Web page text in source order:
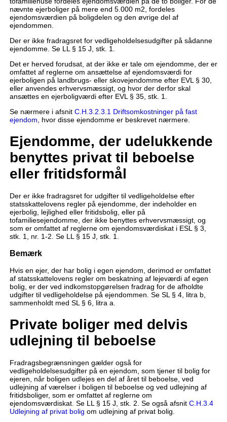
nævnte ejerboliger på mere end 5.000 m2, fordeles
ejendomsværdien på boligdelen og den øvrige del af
ejendommen.
Der er ikke fradragsret for vedligeholdelsesudgifter på sådanne
ejendomme. Se LL § 15 J, stk. 1.
Det er herved forudsat, at der ikke er tale om ejendomme, der er
omfattet af reglerne om ansættelse af ejendomsværdi for
ejerboligen på landbrugs- eller skovejendomme efter EVL § 30,
eller anvendes erhvervsmæssigt, og hvor der derfor skal
ansættes en ejerboligværdi efter EVL § 35, stk. 1.
Se nærmere i afsnit C.H.3.2.3.1 Driftsomkostninger på fast
ejendom , hvor disse ejendomme er beskrevet nærmere.
Ejendomme, der udelukkende
benyttes privat til beboelse
eller fritidsformål
Der er ikke fradragsret for udgifter til vedligeholdelse efter
statsskattelovens regler på ejendomme, der indeholder en
ejerbolig, lejlighed eller fritidsbolig, eller på
tofamiliesejendomme, der ikke benyttes erhvervsmæssigt, og
som er omfattet af reglerne om ejendomsværdiskat i ESL § 3,
stk. 1, nr. 1-2. Se LL § 15 J, stk. 1.
Bemærk
Hvis en ejer, der har bolig i egen ejendom, derimod er omfattet
af statsskattelovens regler om beskatning af lejeværdi af egen
bolig, er der ved indkomstopgørelsen fradrag for de afholdte
udgifter til vedligeholdelse på ejendommen. Se SL § 4, litra b,
sammenholdt med SL § 6, litra a.
Private boliger med delvis
udlejning til beboelse
Fradragsbegrænsningen gælder også for
vedligeholdelsesudgifter på en ejendom, som tjener til bolig for
ejeren, når boligen udlejes en del af året til beboelse, ved
udlejning af værelser i boligen til beboelse og ved udlejning af
fritidsboliger, som er omfattet af reglerne om
ejendomsværdiskat. Se LL § 15 J, stk. 2. Se også afsnit C.H.3.4
Udlejning af privat bolig om udlejning af privat bolig.